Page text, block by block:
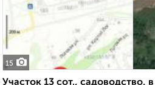
15
Участок 13 сот., садоводство,